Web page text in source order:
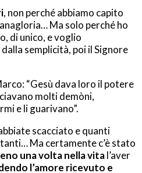
, non perché abbiamo capito
Ma solo perché ho
di unico, e voglio
semplicità, poi il Signore
“Gesù dava loro il potere
molti demòni,
e li guarivano”.
scacciato e quanti
Ma certamente c’è stato
una volta nella vital’aver
l’amore ricevuto e